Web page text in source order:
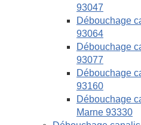
93047
Débouchage
93064
Débouchage
93077
Débouchage
93160
Débouchage
Marne 93330